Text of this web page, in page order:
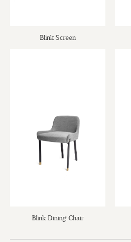
Blink Screen
Blink Dining Chair